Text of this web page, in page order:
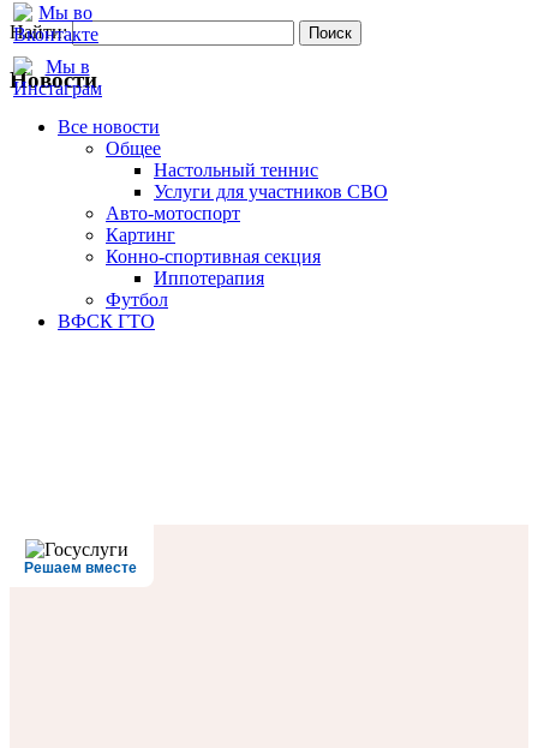
Найти:
Новости
Все новости
Oбщее
Настольный теннис
Услуги для участников СВО
Авто-мотоспорт
Картинг
Конно-спортивная секция
Иппотерапия
Футбол
ВФСК ГТО
Решаем вместе